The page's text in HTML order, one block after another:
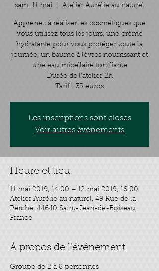
sam. 11 mai Atelier Aurélie au naturel
Apprenez à réaliser les cosmétiques que
vous utilisez tous les jours, une crème
hydratante pour vous protéger toute la
journée, un baume à lèvres nourrissant et
une eau micellaire tonifiante
Durée de l'atelier 2h
Tarif : 35 euros
Les inscriptions sont closes
Voir autres événements
Heure et lieu
11 mai 2019, 14:00 – 12 mai 2019, 16:00
Atelier Aurélie au naturel, 49 Rue de la
Perche, 44640 Saint-Jean-de-Boiseau,
France
À propos de l'événement
Groupe de 2 à 8 personnes